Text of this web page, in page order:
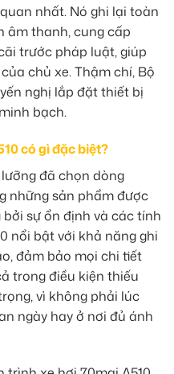
nhất. Nó ghi lại toàn
âm thanh, cung cấp
trước pháp luật, giúp
chủ xe. Thậm chí, Bộ
nghị lắp đặt thiết bị
bạch.
có gì đặc biệt?
đã chọn dòng
những sản phẩm được
sự ổn định và các tính
nổi bật với khả năng ghi
đảm bảo mọi chi tiết
trong điều kiện thiếu
vì không phải lúc
ngày hay ở nơi đủ ánh